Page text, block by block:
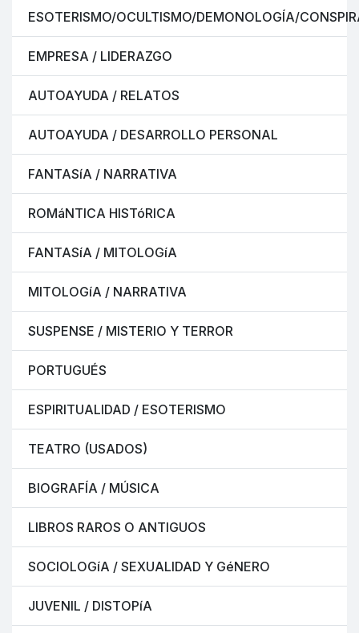
ESOTERISMO/OCULTISMO/DEMONOLOGÍA/
EMPRESA / LIDERAZGO
AUTOAYUDA / RELATOS
AUTOAYUDA / DESARROLLO PERSONAL
FANTASíA / NARRATIVA
ROMáNTICA HISTóRICA
FANTASíA / MITOLOGíA
MITOLOGíA / NARRATIVA
SUSPENSE / MISTERIO Y TERROR
PORTUGUÉS
ESPIRITUALIDAD / ESOTERISMO
TEATRO (USADOS)
BIOGRAFÍA / MÚSICA
LIBROS RAROS O ANTIGUOS
SOCIOLOGíA / SEXUALIDAD Y GéNERO
JUVENIL / DISTOPíA